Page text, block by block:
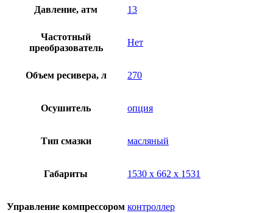
Давление, атм 13
Частотный
преобразователь
Нет
Объем ресивера, л 270
Осушитель опция
Тип смазки масляный
Габариты 1530 х 662 х 1531
Управление компрессором контроллер